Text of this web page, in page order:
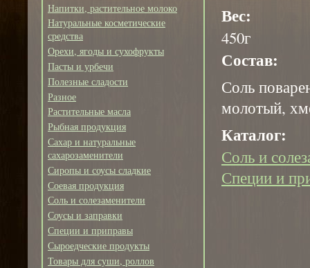
Напитки, растительное молоко
Натуральные косметические
средства
Орехи, ягоды и сухофрукты
Пасты и урбечи
Полезные сладости
Разное
Растительные масла
Рыбная продукция
Сахар и натуральные
сахарозаменители
Сиропы и соусы сладкие
Соевая продукция
Соль и солезаменители
Соусы и заправки
Специи и приправы
Сыроедческие продукты
Товары для суши, роллов
Вес:
450г
Состав:
Соль
молотый,
Каталог:
Соль и
Специи и